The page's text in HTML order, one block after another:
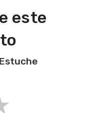
este